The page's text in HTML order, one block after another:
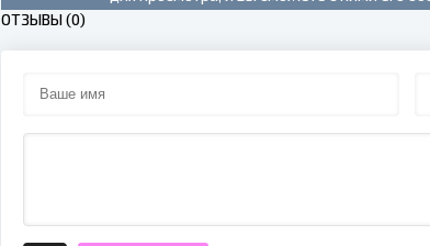
ОТЗЫВЫ (0)